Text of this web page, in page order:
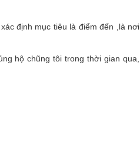
định mục tiêu là điểm đến ,là nơi
hộ chũng tôi trong thời gian qua,